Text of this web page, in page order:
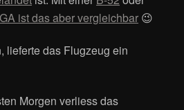
ist das aber vergleichbar 😉
lieferte das Flugzeug ein
Morgen verliess das